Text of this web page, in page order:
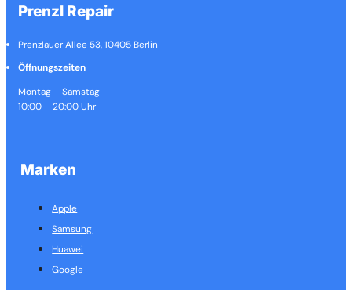
Prenzl Repair
Prenzlauer Allee 53, 10405 Berlin
Öffnungszeiten
Montag – Samstag
10:00 – 20:00 Uhr
Marken
Apple
Samsung
Huawei
Google